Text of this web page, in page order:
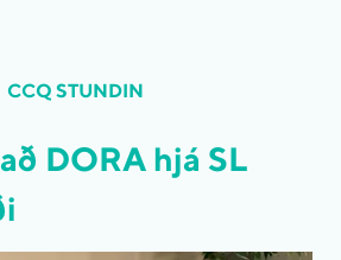
CCQ STUNDIN
DORA hjá SL